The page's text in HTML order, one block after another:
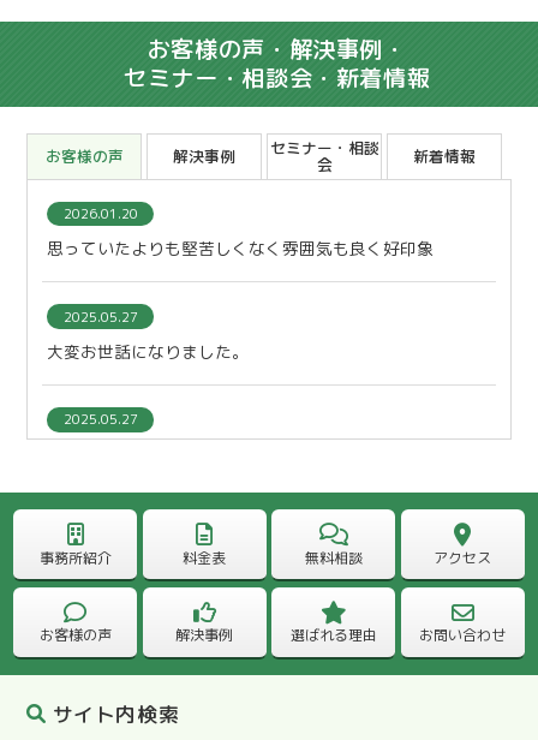
お客様の声・解決事例・
セミナー・相談会・新着情報
お客様の声 解決事例 セミナー・相談
会 新着情報
2026.01.20
思っていたよりも堅苦しくなく雰囲気も良く好印象
2025.05.27
大変お世話になりました。
2025.05.27
2025.05.27
処理や対応もとても早く、相続を終えることができ大変感
謝しています。
2025.05.27
たと心から感謝しております。
事務所紹介 料金表 無料相談 アクセス
お客様の声 解決事例 選ばれる理由 お問い合わせ
サイト内検索